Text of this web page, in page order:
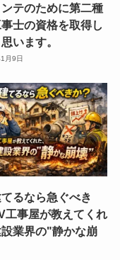
テのために第二種
士の資格を取得し
います。
月9日
るなら急ぐべき
工事屋が教えてくれ
業界の"静かな崩